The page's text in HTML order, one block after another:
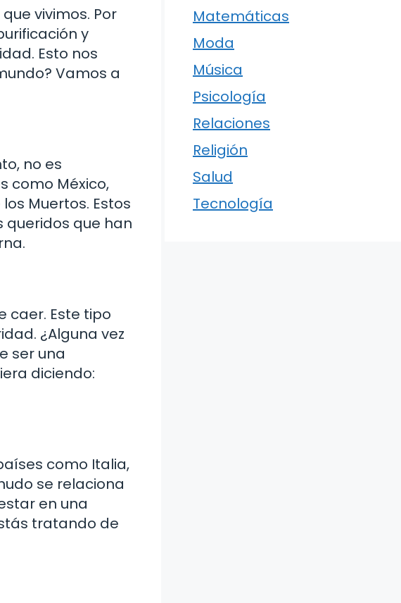
vivimos. Por
y
Esto nos
Vamos a
no es
como México,
Muertos. Estos
queridos que han
caer. Este tipo
¿Alguna vez
ser una
diciendo:
como Italia,
se relaciona
en una
tratando de
Matemáticas
Moda
Música
Psicología
Relaciones
Religión
Salud
Tecnología